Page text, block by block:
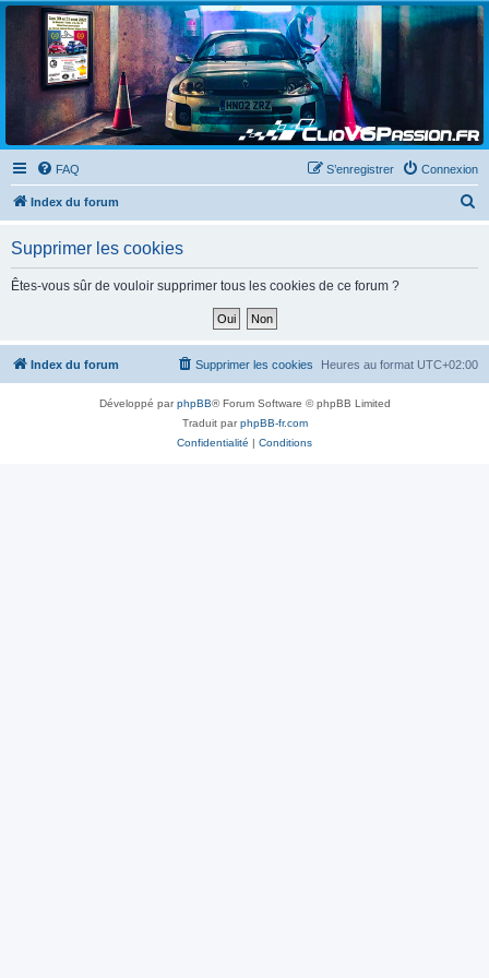
Clio V6 Passion
Le site français des passionnés de Clio V6
FAQ Connexion
S’enregistrer
Index du forum
c
h
Supprimer les cookies
Êtes-vous sûr de vouloir supprimer tous les cookies de ce forum ?
Index du forum Heures au format UTC+02:00
Supprimer les cookies
Développé parphpBB® Forum Software © phpBB Limited
Traduit parphpBB-fr.com
Confidentialité
Conditions